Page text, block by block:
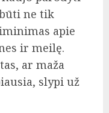
ne tik
apie
ir meilę.
ar maža
slypi už